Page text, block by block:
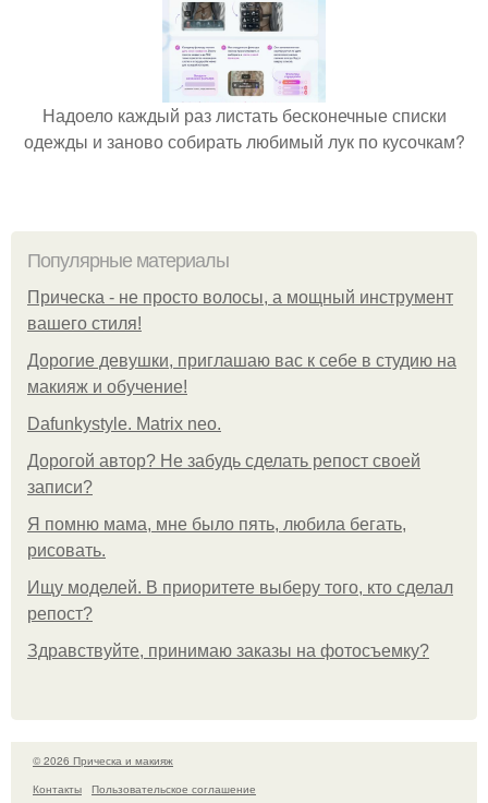
Надоело каждый раз листать бесконечные списки
одежды и заново собирать любимый лук по кусочкам?
Популярные материалы
Прическа - не просто волосы, а мощный инструмент
вашего стиля!
Дорогие девушки, приглашаю вас к себе в студию на
макияж и обучение!
Dafunkystyle. Matrix neo.
Дорогой автор? Не забудь сделать репост своей
записи?
Я помню мама, мне было пять, любила бегать,
рисовать.
Ищу моделей. В приоритете выберу того, кто сделал
репост?
Здравствуйте, принимаю заказы на фотосъемку?
© 2026 Прическа и макияж
Контакты
Пользовательское соглашение